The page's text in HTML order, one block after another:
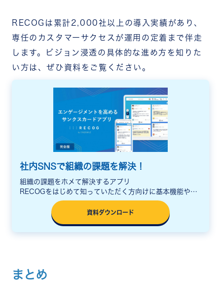
RECOGは累計2,000社以上の導入実績があり、
専任のカスタマーサクセスが運用の定着まで伴走
します。ビジョン浸透の具体的な進め方を知りた
い方は、ぜひ資料をご覧ください。
社内SNSで組織の課題を解決！
組織の課題をホメて解決するアプリ
RECOGをはじめて知っていただく方向けに基本機能や活
用シーン、料金をまとめた説明資料をご用意しています。
資料ダウンロード
まとめ